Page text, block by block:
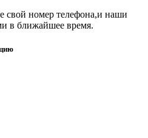
свой номер телефона,и наши
в ближайшее время.